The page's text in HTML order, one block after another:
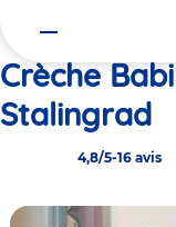
Crèche
Stalingrad
4,8/5-16 avis